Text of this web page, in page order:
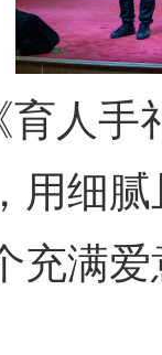
育人手
用细
充满